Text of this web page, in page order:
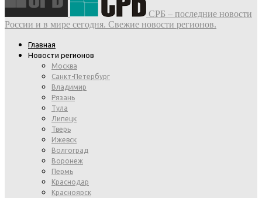
СРБ – последние новости
России и в мире сегодня. Свежие новости регионов.
Главная
Новости регионов
Москва
Санкт-Петербург
Владимир
Рязань
Тула
Липецк
Тверь
Ижевск
Волгоград
Воронеж
Пермь
Краснодар
Красноярск